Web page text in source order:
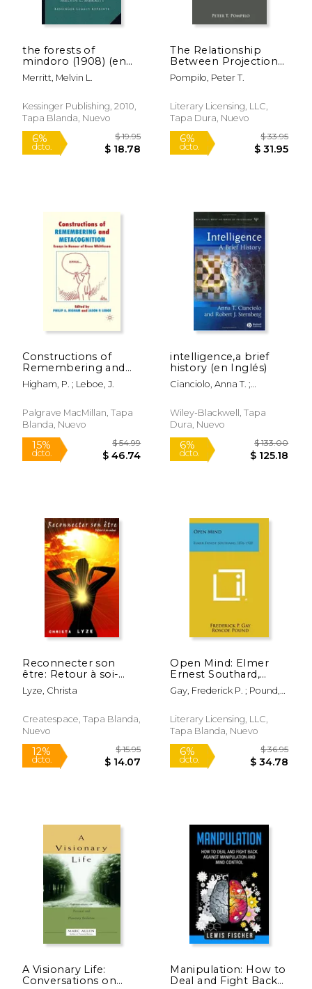
6% $ 40.60 6%
15% $ 225.00 6%
dcto.
the forests of
mindoro (1908) (en
Inglés)
Merritt, Melvin L.
Kessinger Publishing, 2010,
Tapa Blanda, Nuevo
dcto. $ 18.78
The Relationship
Between Projection
And Prejudice, With A
Factor Analysis Of
Anti-Negro Attitudes
(en Inglés)
Pompilo, Peter T.
Literary Licensing, LLC,
Tapa Dura, Nuevo
dcto.
Constructions of
Remembering and
Metacognition:
Essays in Honour of
Inglés)
Higham, P. ; Leboe, J.
Palgrave MacMillan, Tapa
Blanda, Nuevo
intelligence,a brief
history (en Inglés)
Cianciolo, Anna T. ;
Wiley-Blackwell, Tapa
Dura, Nuevo
Reconnecter son
être: Retour à soi-
même (en Francés)
Lyze, Christa
Createspace, Tapa Blanda,
Nuevo
Open Mind: Elmer
Ernest Southard,
1876-1920 (en Inglés)
Gay, Frederick P. ; Pound,
Literary Licensing, LLC,
Tapa Blanda, Nuevo
A Visionary Life:
Conversations on
Manipulation: How to
Deal and Fight Back